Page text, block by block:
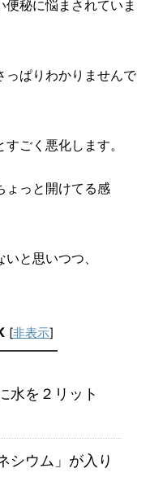
秘に悩まされていま
っぱりわかりませんで
ごく悪化します。
ょっと開けてる感
と思いつつ、
[非表示]
水を２リット
シウム」が入り